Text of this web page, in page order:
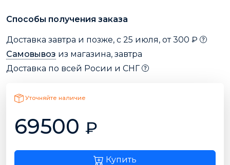
Способы получения заказа
Доставка завтра и позже, с 25 июля, от 300 ₽
Самовывоз из магазина, завтра
Доставка по всей Росии и СНГ
Уточняйте наличие
69500 ₽
Купить